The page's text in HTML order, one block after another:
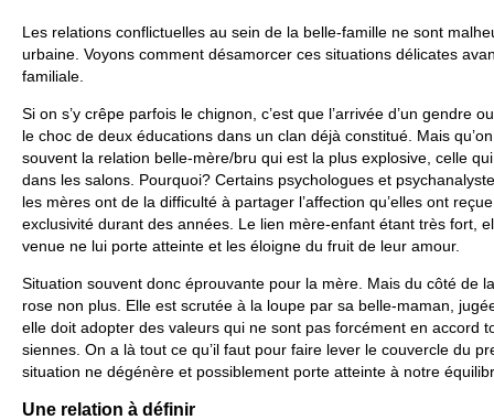
Les relations conflictuelles au sein de la belle-famille ne sont
urbaine. Voyons comment désamorcer ces situations délicates
familiale.
Si on s’y crêpe parfois le chignon, c’est que l’arrivée d’un gendre
le choc de deux éducations dans un clan déjà constitué. Mais
souvent la relation belle-mère/bru qui est la plus explosive, celle
dans les salons. Pourquoi? Certains psychologues et
les mères ont de la difficulté à partager l’affection qu’elles ont
exclusivité durant des années. Le lien mère-enfant étant très fort,
venue ne lui porte atteinte et les éloigne du fruit de leur amour.
Situation souvent donc éprouvante pour la mère. Mais du côté de
rose non plus. Elle est scrutée à la loupe par sa belle-maman,
elle doit adopter des valeurs qui ne sont pas forcément en accord
siennes. On a là tout ce qu’il faut pour faire lever le couvercle du
situation ne dégénère et possiblement porte atteinte à notre
Une relation à définir